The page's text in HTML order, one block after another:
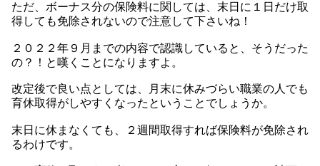
ただ、ボーナス分の保険料に関しては、末日に１日だけ取
得しても免除されないので注意して下さいね！
２０２２年９月までの内容で認識していると、そうだった
の？！と嘆くことになりますよ。
改定後で良い点としては、月末に休みづらい職業の人でも
育休取得がしやすくなったということでしょうか。
末日に休まなくても、２週間取得すれば保険料が免除され
るわけです。